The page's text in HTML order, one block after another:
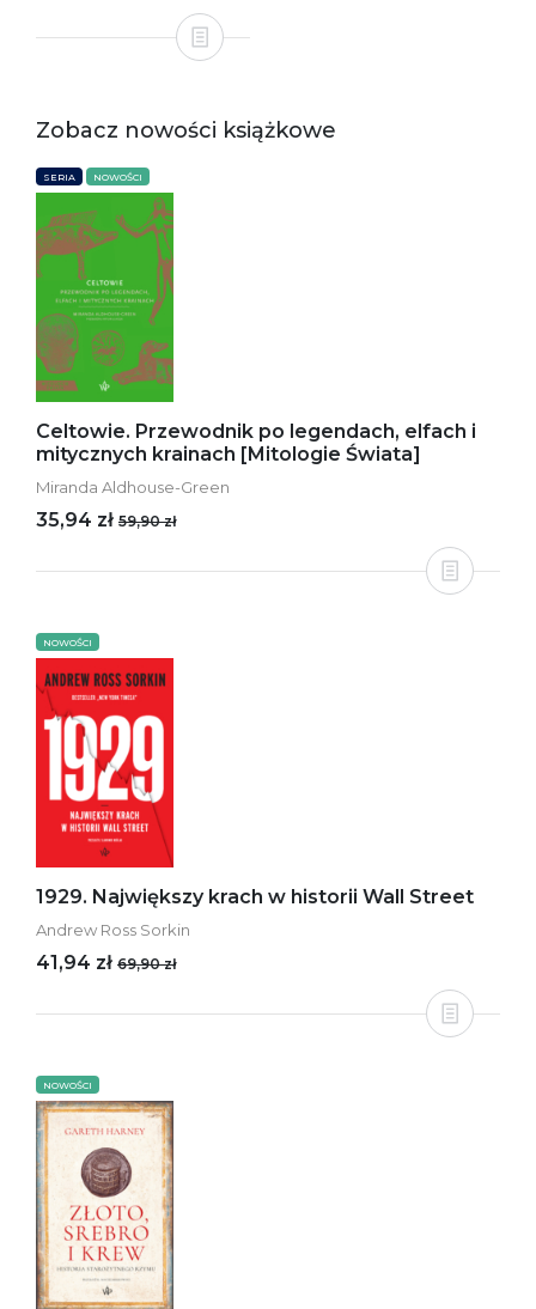
Zobacz nowości książkowe
SERIA NOWOŚCI
Celtowie. Przewodnik po legendach, elfach i
mitycznych krainach [Mitologie Świata]
Miranda Aldhouse-Green
35,94 zł 59,90 zł
NOWOŚCI
1929. Największy krach w historii Wall Street
Andrew Ross Sorkin
41,94 zł 69,90 zł
NOWOŚCI